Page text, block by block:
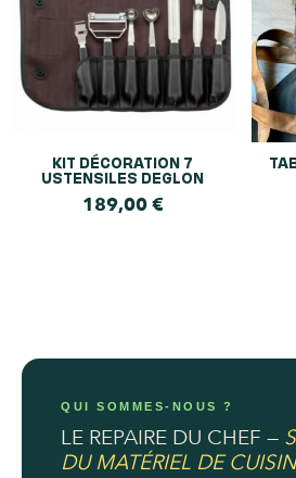
KIT DÉCORATION 7
USTENSILES DEGLON
189,00€
QUI SOMMES-NOUS ?
LE REPAIRE DU CHEF —
DU MATÉRIEL DE